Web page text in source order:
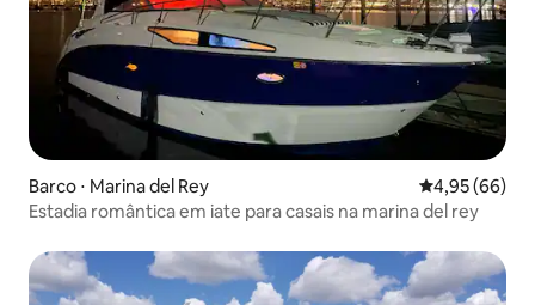
Barco ⋅ Marina del Rey 4,95 de uma
4,95 (66)
Estadia romântica em iate para casais na marina del rey